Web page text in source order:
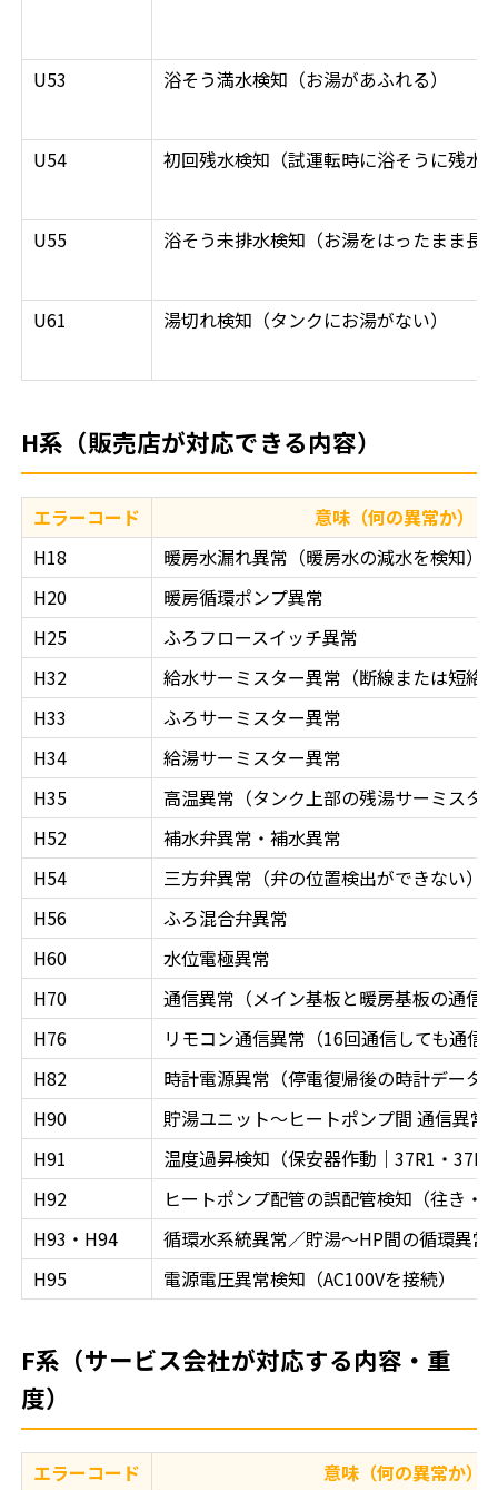
U53 浴そう満水検知（お湯があふれる）
U54 初回残水検知（試運転時に浴そうに残水
U55 浴そう未排水検知（お湯をはったまま長
U61 湯切れ検知（タンクにお湯がない）
H系（販売店が対応できる内容）
エラーコード
意味（何の異常か）
H18
暖房水漏れ異常（暖房水の減水を検知）
H20
暖房循環ポンプ異常
H25
ふろフロースイッチ異常
H32
給水サーミスター異常（断線または短絡
H33
ふろサーミスター異常
H34
給湯サーミスター異常
H35
高温異常（タンク上部の残湯サーミスタ
H52
補水弁異常・補水異常
H54
三方弁異常（弁の位置検出ができない）
H56
ふろ混合弁異常
H60
水位電極異常
H70
通信異常（メイン基板と暖房基板の通信
H76
リモコン通信異常（16回通信しても通信
H82
時計電源異常（停電復帰後の時計データ
H90
貯湯ユニット〜ヒートポンプ間 通信異常
H91
温度過昇検知（保安器作動｜37R1・
H92
ヒートポンプ配管の誤配管検知（往き・
H93・H94
循環水系統異常／貯湯〜HP間の循環異常
H95
電源電圧異常検知（AC100Vを接続）
F系（サービス会社が対応する内容・重
度）
エラーコード
意味（何の異常か）